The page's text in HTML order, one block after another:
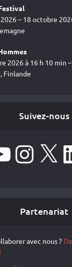
– 18 octobre
2026 à 16 h 10 min
Finlande
Suivez-nous
Instagram
Partenariat
avec nous ?